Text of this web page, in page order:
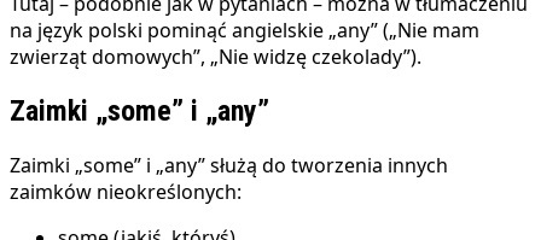
na język polski pominąć angielskie „any” („Nie mam
zwierząt domowych”, „Nie widzę czekolady”).
Zaimki „some” i „any”
Zaimki „some” i „any” służą do tworzenia innych
zaimków nieokreślonych: